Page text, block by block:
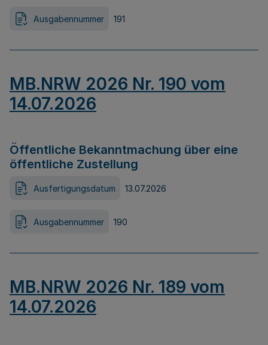
Ausgabennummer 191
MB.NRW 2026 Nr. 190 vom
14.07.2026
Öffentliche Bekanntmachung über eine
öffentliche Zustellung
Ausfertigungsdatum 13.07.2026
Ausgabennummer 190
MB.NRW 2026 Nr. 189 vom
14.07.2026